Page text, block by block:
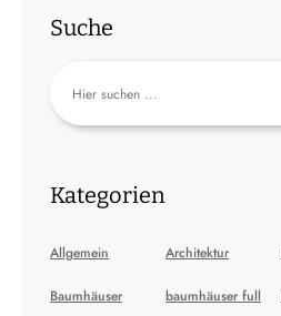
Suche
Kategorien
Allgemein Architektur
Baumhäuser baumhäuser full